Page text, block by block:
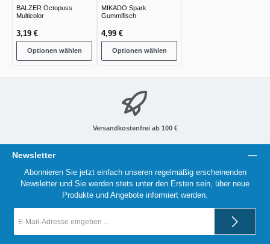
BALZER Octopuss
Multicolor
3,19 €
Optionen wählen
MIKADO Spark
Gummifisch
4,99 €
Optionen wählen
Versandkostenfrei ab 100 €
Newsletter
Abonnieren Sie jetzt einfach unseren regelmäßig erscheinenden
Newsletter und Sie werden stets unter den Ersten sein, über neue
Produkte und Angebote informiert werden.
Mail-